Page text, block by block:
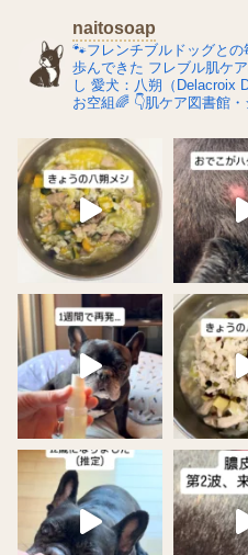
naitosoap
🐾フレンチブルドッグとの
歩んできた フレブル肌ケ
し 愛犬：八朔（Delacroix
お空組🌈 👇肌ケア図書館